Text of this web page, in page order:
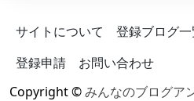
サイトについて 登録ブログ一
登録申請
お問い合わせ
Copyright ©みんなのブログア